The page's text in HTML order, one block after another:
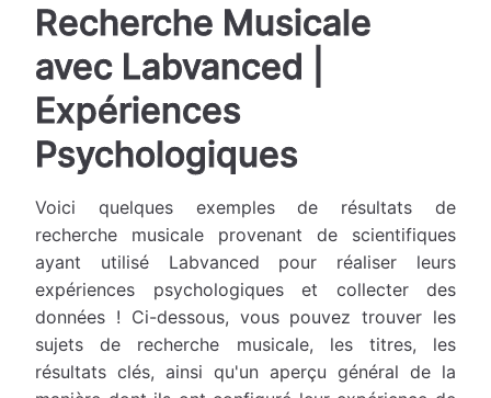
Recherche Musicale
avec Labvanced |
Expériences
Psychologiques
Voici quelques exemples de résultats de
recherche musicale provenant de scientifiques
ayant utilisé Labvanced pour réaliser leurs
expériences psychologiques et collecter des
données ! Ci-dessous, vous pouvez trouver les
sujets de recherche musicale, les titres, les
résultats clés, ainsi qu'un aperçu général de la